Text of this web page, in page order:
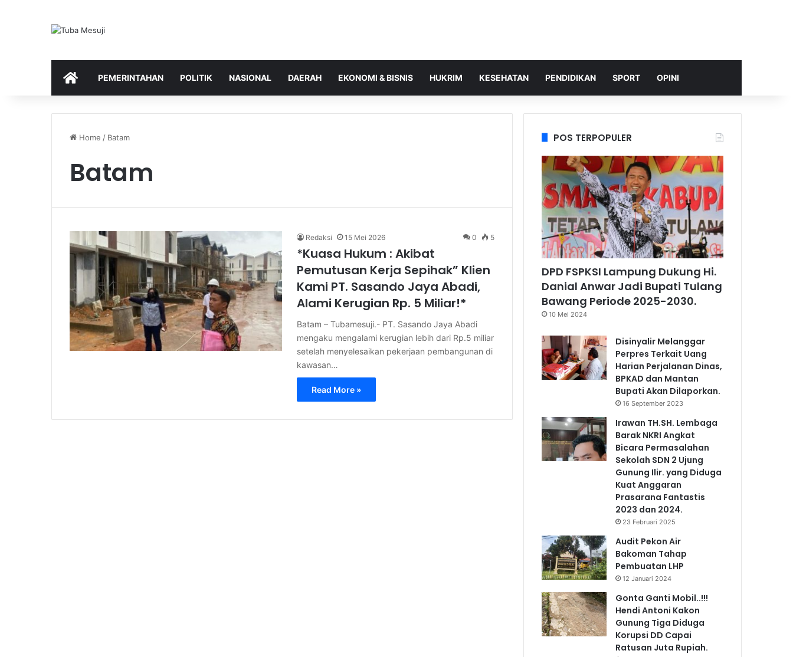
HOMEPEMERINTAHAN POLITIK NASIONAL DAERAH EKONOMI & BISNIS HUKRIM KESEHATAN PENDIDIKAN SPORT OPINI
Home / Batam
Batam
Redaksi 15 Mei 2026 0 5
*Kuasa Hukum : Akibat
Pemutusan Kerja Sepihak” Klien
Kami PT. Sasando Jaya Abadi,
Alami Kerugian Rp. 5 Miliar!*
Batam – Tubamesuji.- PT. Sasando Jaya Abadi
mengaku mengalami kerugian lebih dari Rp.5 miliar
setelah menyelesaikan pekerjaan pembangunan di
kawasan…
Read More »
POS TERPOPULER
DPD FSPKSI Lampung Dukung Hi.
Danial Anwar Jadi Bupati Tulang
Bawang Periode 2025-2030.
10 Mei 2024
Disinyalir Melanggar
Perpres Terkait Uang
Harian Perjalanan Dinas,
BPKAD dan Mantan
Bupati Akan Dilaporkan.
16 September 2023
Irawan TH.SH. Lembaga
Barak NKRI Angkat
Bicara Permasalahan
Sekolah SDN 2 Ujung
Gunung Ilir. yang Diduga
Kuat Anggaran
Prasarana Fantastis
2023 dan 2024.
23 Februari 2025
Audit Pekon Air
Bakoman Tahap
Pembuatan LHP
12 Januari 2024
Gonta Ganti Mobil..!!!
Hendi Antoni Kakon
Gunung Tiga Diduga
Korupsi DD Capai
Ratusan Juta Rupiah.